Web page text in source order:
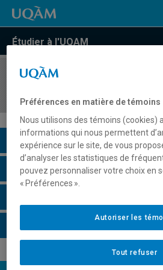
Étudier à l'UQAM
COURS//
Description du cours
Horaire - Été 2026
Préférences en matière de témoins
Nous utilisons des témoins (cookies)
informations qui nous permettent
expérience sur le site, de vous
d’analyser les statistiques de
pouvez personnaliser votre choix en
« Préférences ».
Tout refuser
Autoriser les